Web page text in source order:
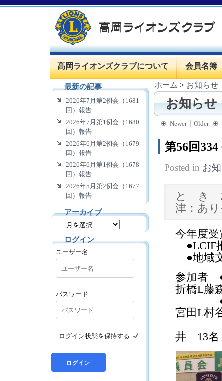
高岡ライオンズクラブについて 会員名簿
ホーム > お知らせ
お知らせ
Newer Older
第56回
Posted in お
と き
津：あ
今年度
●LCIF
●地域
参加者
折橋L藤
●一般
宮田L村
井 13
最新の記事
2026年7月第2例会（1681
回）報告
2026年7月第1例会（1680
回）報告
2026年6月第2例会（1679
回）報告
2026年6月第1例会（1678
回）報告
2026年5月第2例会（1677
回）報告
アーカイブ
ログイン
ユーザー名
パスワード
ログイン状態を保持する